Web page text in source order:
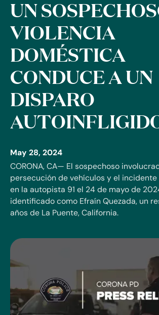
UN
VIOLENCIA
DOMÉSTICA
CONDUCE A UN
DISPARO
May 28, 2024
CORONA, CA— El sospechoso
persecución de vehículos y el
en la autopista 91 el 24 de mayo de
identificado como Efraín Quezada, un
años de La Puente, California.